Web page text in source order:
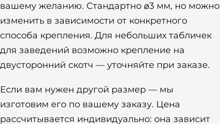
вашему желанию. Стандартно ⌀3 мм, но можно
изменить в зависимости от конкретного
способа крепления. Для небольших табличек
для заведений возможно крепление на
двусторонний скотч — уточняйте при заказе.
Если вам нужен другой размер — мы
изготовим его по вашему заказу. Цена
рассчитывается индивидуально: она зависит